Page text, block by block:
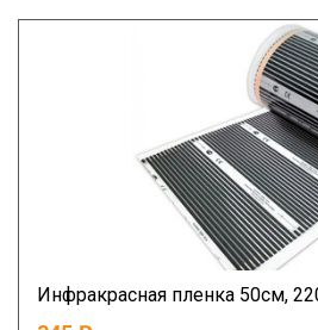
Инфракрасная пленка 50см,